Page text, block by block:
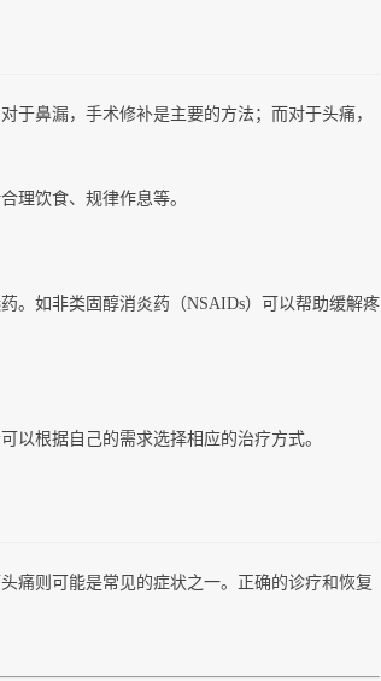
于鼻漏，手术修补是主要的方法；而对于头痛，
理饮食、规律作息等。
。如非类固醇消炎药（NSAIDs）可以帮助缓解疼
以根据自己的需求选择相应的治疗方式。
痛则可能是常见的症状之一。正确的诊疗和恢复